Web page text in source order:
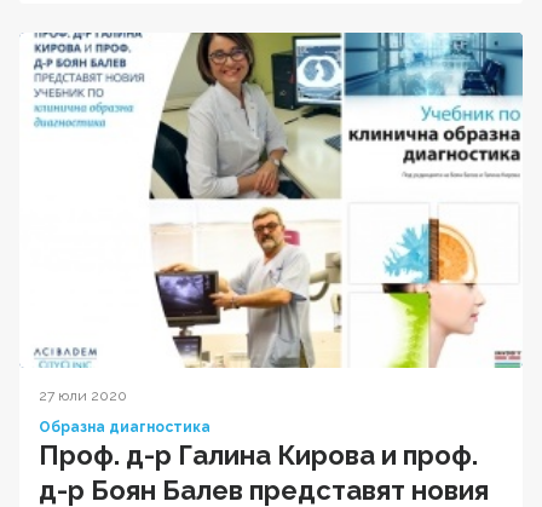
27 юли 2020
Образна диагностика
Проф. д-р Галина Кирова и проф.
д-р Боян Балев представят новия